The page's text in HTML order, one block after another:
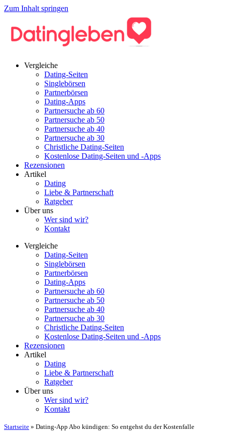
Zum Inhalt springen
Vergleiche
Dating-Seiten
Singlebörsen
Partnerbörsen
Dating-Apps
Partnersuche ab 60
Partnersuche ab 50
Partnersuche ab 40
Partnersuche ab 30
Christliche Dating-Seiten
Kostenlose Dating-Seiten und -Apps
Rezensionen
Artikel
Dating
Liebe & Partnerschaft
Ratgeber
Über uns
Wer sind wir?
Kontakt
Vergleiche
Dating-Seiten
Singlebörsen
Partnerbörsen
Dating-Apps
Partnersuche ab 60
Partnersuche ab 50
Partnersuche ab 40
Partnersuche ab 30
Christliche Dating-Seiten
Kostenlose Dating-Seiten und -Apps
Rezensionen
Artikel
Dating
Liebe & Partnerschaft
Ratgeber
Über uns
Wer sind wir?
Kontakt
Startseite » Dating-App Abo kündigen: So entgehst du der Kostenfalle